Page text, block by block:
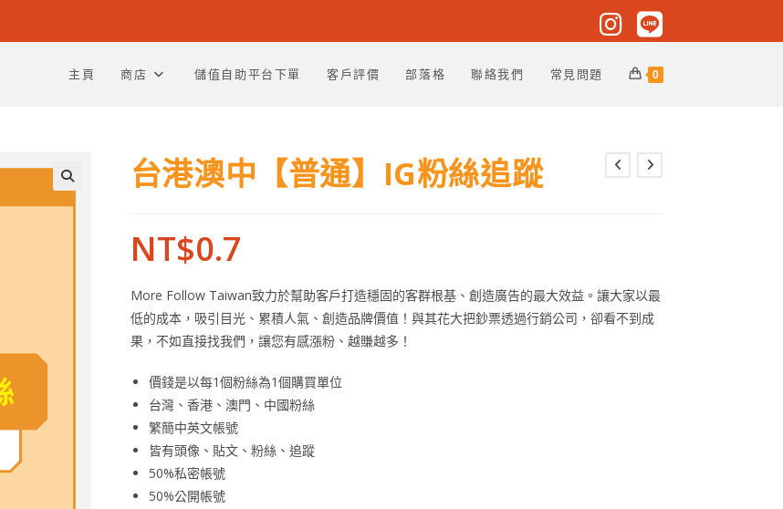
主頁 商店 儲值自助平台下單 客戶評價 部落格 聯絡我們 常見問題 0
台港澳中【普通】IG粉絲追蹤
NT$0.7
More Follow Taiwan致力於幫助客戶打造穩固的客群根基、創造廣告的最大效益。讓大家以最
低的成本，吸引目光、累積人氣、創造品牌價值！與其花大把鈔票透過行銷公司，卻看不到成
果，不如直接找我們，讓您有感漲粉、越賺越多！
價錢是以每1個粉絲為1個購買單位
台灣、香港、澳門、中國粉絲
繁簡中英文帳號
皆有頭像、貼文、粉絲、追蹤
50%私密帳號
50%公開帳號